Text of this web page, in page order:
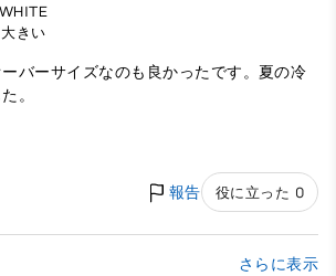
きい
バーサイズなのも良かったです。夏の冷
。
報告 役に立った 0
さらに表示